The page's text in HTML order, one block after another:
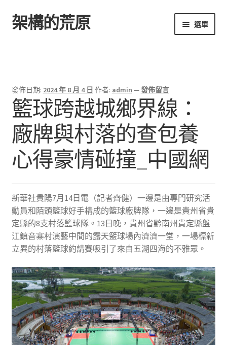
跳
至
跳
至
架構的荒原 選單
發佈日期: 2024 年 8 月 4 日 作者: admin —發佈留言
籃球跨越城鄉界線：
廠牌與村落的查包養
心得豪情碰撞_中國網
新華社貴陽7月14日電（記者齊健）一邊是由專門研究活
動員和陌頭籃球好手構成的籃球廠牌隊，一邊是貴州省貴
定縣的8支村落籃球隊。13日晚，貴州省黔南州貴定縣盤
江鎮音寨村演藝中間的露天籃球場內濟濟一堂，一場標新
立異的村落籃球約請賽吸引了來自五湖四海的不雅眾。